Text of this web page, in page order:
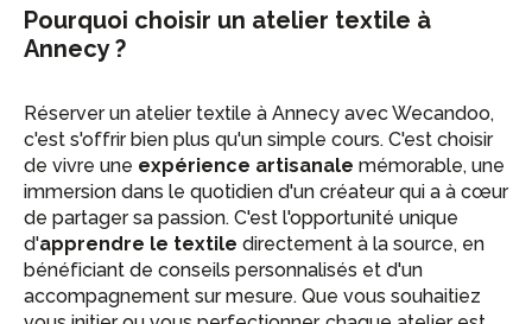
Pourquoi choisir un atelier textile à
Annecy ?
Réserver un atelier textile à Annecy avec Wecandoo,
c'est s'offrir bien plus qu'un simple cours. C'est choisir
de vivre une expérience artisanale mémorable, une
immersion dans le quotidien d'un créateur qui a à cœur
de partager sa passion. C'est l'opportunité unique
d'apprendre le textile directement à la source, en
bénéficiant de conseils personnalisés et d'un
accompagnement sur mesure. Que vous souhaitiez